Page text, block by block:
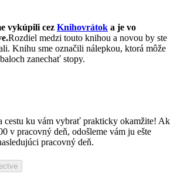
vykúpili cez Knihovrátok a je vo
Rozdiel medzi touto knihou a novou by ste
Knihu sme označili nálepkou, ktorá môže
zanechať stopy.
cestu ku vám vybrať prakticky okamžite! Ak
v pracovný deň, odošleme vám ju ešte
pracovný deň.